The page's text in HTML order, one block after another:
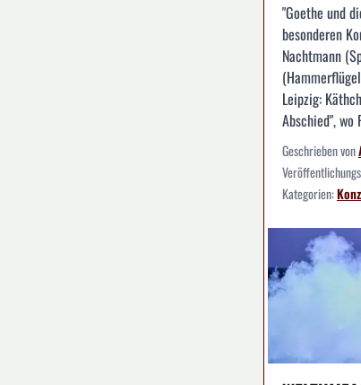
"Goethe und
besonderen
Nachtmann
Leipzig:
Abschied", wo
Geschrieben von
Kategorien: